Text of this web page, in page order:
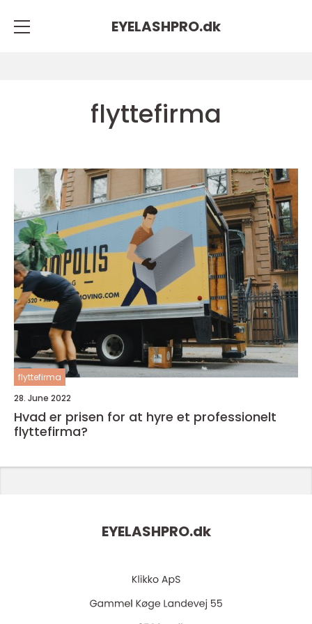
EYELASHPRO.dk
flyttefirma
flyttefirma
28. June 2022
Hvad er prisen for at hyre et professionelt
flyttefirma?
EYELASHPRO.dk